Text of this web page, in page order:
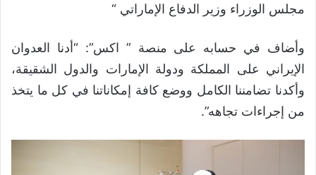
مجلس الوزراء وزير الدفاع الإماراتي “
‏وأضاف في حسابه على منصة ” اكس”: “أدنا العدوان
الإيراني على المملكة ودولة الإمارات والدول الشقيقة،
وأكدنا تضامننا الكامل ووضع كافة إمكاناتنا في كل ما يتخذ
من إجراءات تجاهه”.